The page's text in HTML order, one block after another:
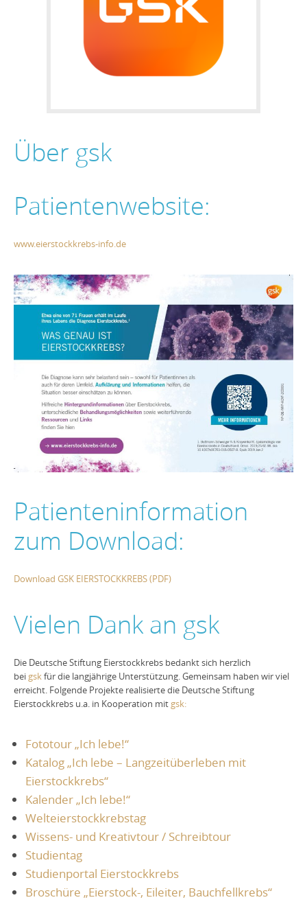
Über gsk
Patientenwebsite:
www.eierstockkrebs-info.de
Patienteninformation
zum Download:
Download GSK EIERSTOCKKREBS (PDF)
Vielen Dank an gsk
Die Deutsche Stiftung Eierstockkrebs bedankt sich herzlich
bei gskfür die langjährige Unterstützung. Gemeinsam haben wir viel
erreicht. Folgende Projekte realisierte die Deutsche Stiftung
Eierstockkrebs u.a. in Kooperation mit gsk:
Fototour „Ich lebe!“
Katalog „Ich lebe – Langzeitüberleben mit
Eierstockkrebs“
Kalender „Ich lebe!“
Welteierstockkrebstag
Wissens- und Kreativtour / Schreibtour
Studientag
Studienportal Eierstockkrebs
Broschüre „Eierstock-, Eileiter, Bauchfellkrebs“